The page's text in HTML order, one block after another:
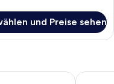
und Preise sehen
Ivy